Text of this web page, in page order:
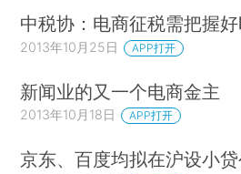
中税协：电商征税需把握
2013年10月25日 APP打开
新闻业的又一个电商金主
2013年10月18日 APP打开
京东、百度均拟在沪设小贷